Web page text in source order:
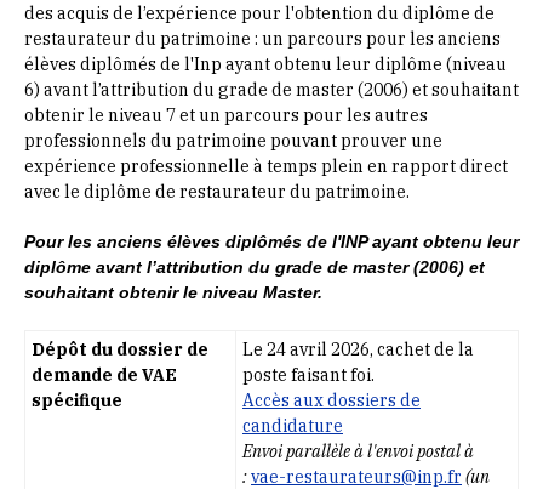
des acquis de l’expérience pour l'obtention du diplôme de
restaurateur du patrimoine : un parcours pour les anciens
élèves diplômés de l'Inp ayant obtenu leur diplôme (niveau
6) avant l’attribution du grade de master (2006) et souhaitant
obtenir le niveau 7 et un parcours pour les autres
professionnels du patrimoine pouvant prouver une
expérience professionnelle à temps plein en rapport direct
avec le diplôme de restaurateur du patrimoine.
Pour les anciens élèves diplômés de l'INP ayant obtenu leur
diplôme avant l’attribution du grade de master (2006) et
souhaitant obtenir le niveau Master.
Dépôt du dossier de
demande de VAE
spécifique
Le 24 avril 2026, cachet de la
poste faisant foi.
Accès aux dossiers de
candidature
Envoi parallèle à l'envoi postal à
:vae-restaurateurs@inp.fr (un